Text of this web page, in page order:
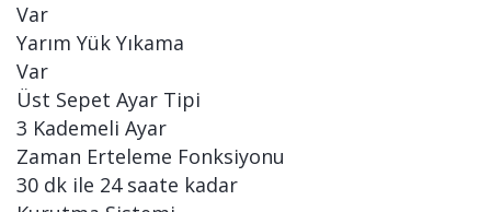
Var
Yarım Yük Yıkama
Var
Üst Sepet Ayar Tipi
3 Kademeli Ayar
Zaman Erteleme Fonksiyonu
30 dk ile 24 saate kadar